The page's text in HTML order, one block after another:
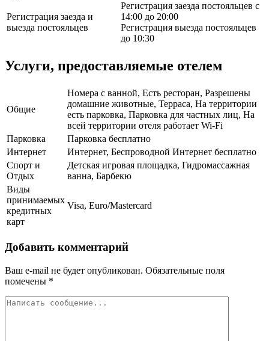
Регистрация заезда и
выезда постояльцев
Регистрация заезда постояльцев с
14:00 до 20:00
Регистрация выезда постояльцев
до 10:30
Услуги, предоставляемые отелем
Общие
Номера с ванной, Есть ресторан, Разрешены
домашние животные, Терраса, На территории
есть парковка, Парковка для частных лиц, На
всей территории отеля работает Wi-Fi
Парковка
Парковка бесплатно
Интернет
Интернет, Беспроводной Интернет бесплатно
Спорт и
Отдых
Детская игровая площадка, Гидромассажная
ванна, Барбекю
Виды
принимаемых
кредитных
карт
Visa, Euro/Mastercard
Добавить комментарий
Ваш e-mail не будет опубликован. Обязательные поля
помечены *